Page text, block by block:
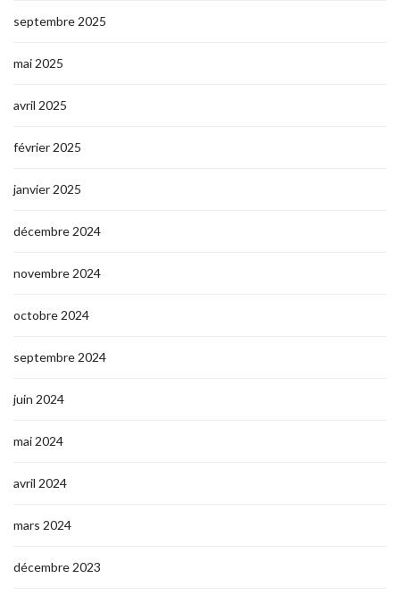
septembre 2025
mai 2025
avril 2025
février 2025
janvier 2025
décembre 2024
novembre 2024
octobre 2024
septembre 2024
juin 2024
mai 2024
avril 2024
mars 2024
décembre 2023